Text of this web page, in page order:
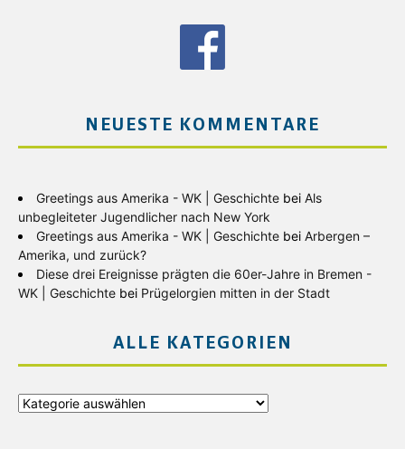
NEUESTE KOMMENTARE
Greetings aus Amerika - WK | Geschichte bei Als
unbegleiteter Jugendlicher nach New York
Greetings aus Amerika - WK | Geschichte bei Arbergen –
Amerika, und zurück?
Diese drei Ereignisse prägten die 60er-Jahre in Bremen -
WK | Geschichte bei Prügelorgien mitten in der Stadt
ALLE KATEGORIEN
Alle